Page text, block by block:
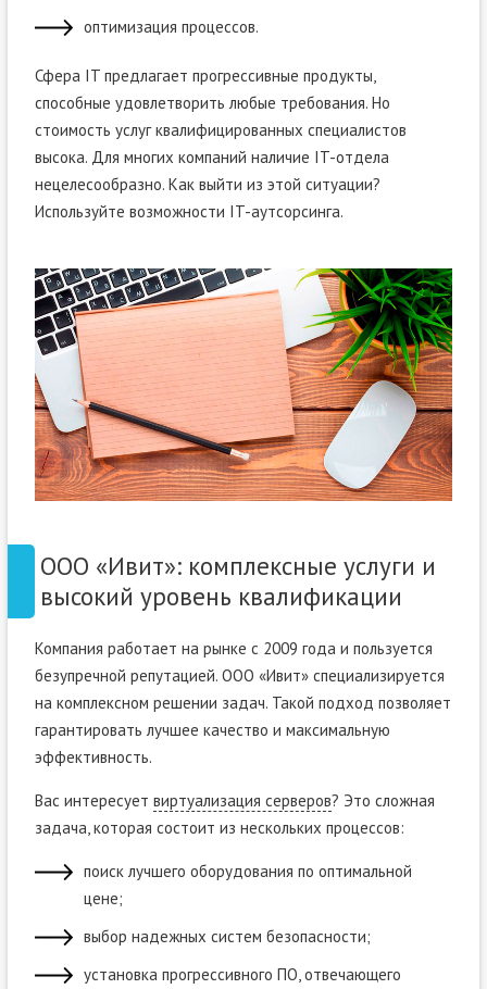
оптимизация процессов.
Сфера IT предлагает прогрессивные продукты,
способные удовлетворить любые требования. Но
стоимость услуг квалифицированных специалистов
высока. Для многих компаний наличие IT-отдела
нецелесообразно. Как выйти из этой ситуации?
Используйте возможности IT-аутсорсинга.
ООО «Ивит»: комплексные услуги и
высокий уровень квалификации
Компания работает на рынке с 2009 года и пользуется
безупречной репутацией. ООО «Ивит» специализируется
на комплексном решении задач. Такой подход позволяет
гарантировать лучшее качество и максимальную
эффективность.
Вас интересует виртуализация серверов? Это сложная
задача, которая состоит из нескольких процессов:
поиск лучшего оборудования по оптимальной
цене;
выбор надежных систем безопасности;
установка прогрессивного ПО, отвечающего